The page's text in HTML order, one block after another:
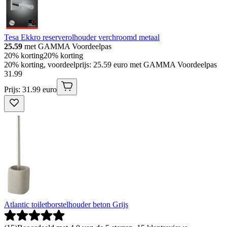
Tesa Ekkro reserverolhouder verchroomd metaal
25.59 met GAMMA Voordeelpas
20% korting20% korting
20% korting, voordeelprijs: 25.59 euro met GAMMA Voordeelpas
31 .99
Prijs: 31.99 euro
Atlantic toiletborstelhouder beton Grijs